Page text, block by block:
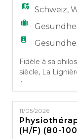
développer un
Schweiz,
Fidèle à sa
siècle, La
pluridisciplinaire
de toute
l'individu dans
psychosociaux
s'adressent à
de soins ou
...
11/05/2026
(H/F) (80-